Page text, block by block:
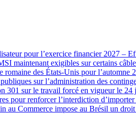
pour l’exercice financier 2027 –
maintenant exigibles sur certains
romaine des États-Unis pour l’automne
sur l’administration des
301 sur le travail forcé en vigueur le 24
pour renforcer l’interdiction
au Commerce impose au Brésil un